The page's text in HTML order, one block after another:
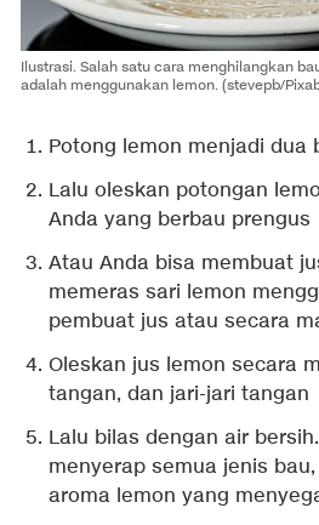
Ilustrasi. Salah satu cara menghilangkan
adalah menggunakan lemon. (stevepb/
Potong lemon menjadi dua
Lalu oleskan potongan
Anda yang berbau prengus
Atau Anda bisa membuat
memeras sari lemon
pembuat jus atau secara
Oleskan jus lemon secara
tangan, dan jari-jari tangan
Lalu bilas dengan air
menyerap semua jenis
aroma lemon yang